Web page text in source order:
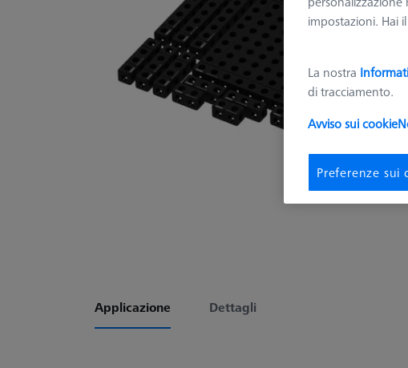
Applicazione Dettagli
impostazioni. Hai
La nostra
di tracciamento.
Avviso sui cookie
Preferenze sui